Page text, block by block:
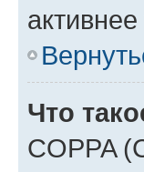
Что
COPPA